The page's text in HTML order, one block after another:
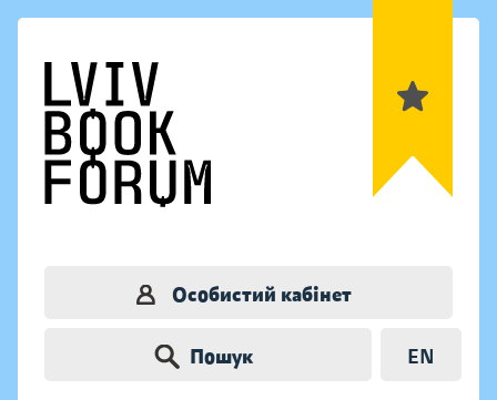
Особистий кабінет
Пошук EN